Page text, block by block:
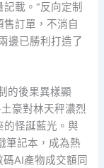
載。“反向定制
訂單，不消自
邊已勝利打造了
的後果異樣顯
豪對林天秤濃烈
的怪誕藍光。與
筆記本，成為熱
碼AI產物成交額同